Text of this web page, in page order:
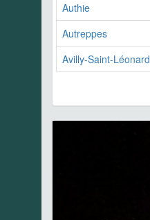
Authie
Autreppes
Avilly-Saint-Léonard